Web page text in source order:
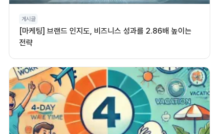
게시글
[마케팅] 브랜드 인지도, 비즈니스 성과를 2.86배 높이는
전략